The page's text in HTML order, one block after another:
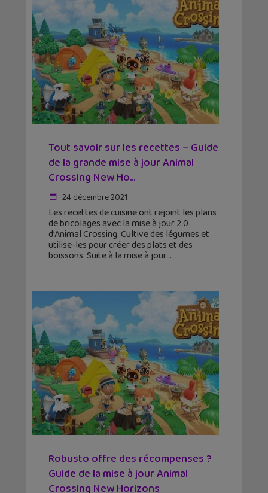
Tout savoir sur les recettes – Guide
de la grande mise à jour Animal
Crossing New Ho...
24 décembre 2021
Les recettes de cuisine ont rejoint les plans
de bricolages avec la mise à jour 2.0
d’Animal Crossing. Cultive des légumes et
utilise-les pour créer des plats et des
boissons. Suite à la mise à jour
Robusto offre des récompenses ?
Guide de la mise à jour Animal
Crossing New Horizons